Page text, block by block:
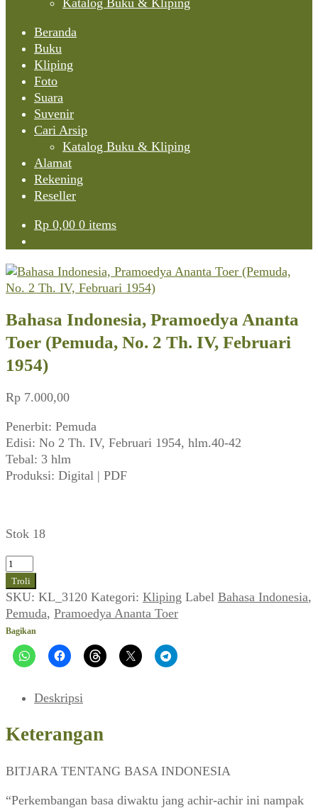
Katalog Buku & Kliping
Beranda
Buku
Kliping
Foto
Suara
Suvenir
Cari Arsip
Katalog Buku & Kliping
Alamat
Rekening
Reseller
Rp 0,00 0 items
Bahasa Indonesia, Pramoedya Ananta
Toer (Pemuda, No. 2 Th. IV, Februari
1954)
Rp 7.000,00
Penerbit: Pemuda
Edisi: No 2 Th. IV, Februari 1954, hlm.40-42
Tebal: 3 hlm
Produksi: Digital | PDF
Stok 18
Kuantitas
Bahasa
Indonesia,
Pramoedya
Ananta
Toer
(Pemuda,
IV,
Februari
Troli
SKU: KL_3120 Kategori: Kliping Label Bahasa Indonesia,
Pemuda, Pramoedya Ananta Toer
Bagikan
Deskripsi
Keterangan
BITJARA TENTANG BASA INDONESIA
“Perkembangan basa diwaktu jang achir-achir ini nampak